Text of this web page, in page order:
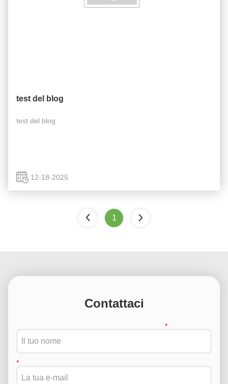
test del blog
test del blog
12-18-2025
1
Contattaci